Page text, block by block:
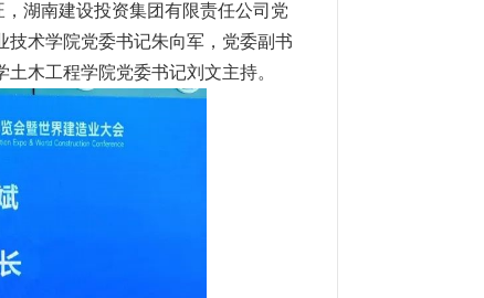
湖南建设投资集团有限责任公司党
术学院党委书记朱向军，党委副书
木工程学院党委书记刘文主持。